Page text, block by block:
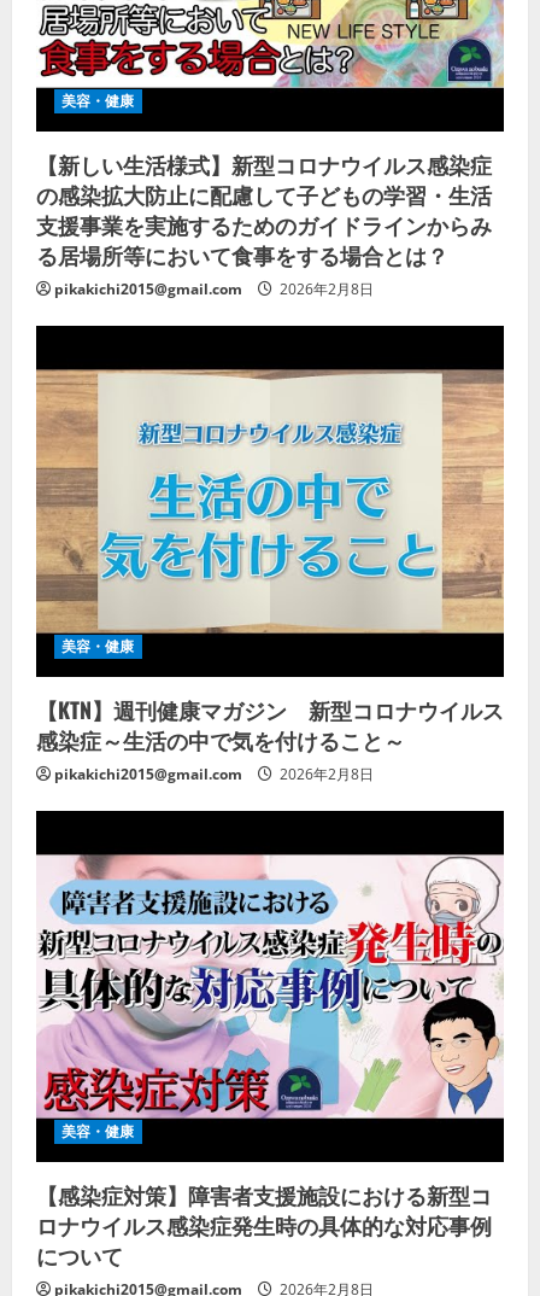
美容・健康
【新しい生活様式】新型コロナウイルス感染症
の感染拡大防止に配慮して子どもの学習・生活
支援事業を実施するためのガイドラインからみ
る居場所等において食事をする場合とは？
pikakichi2015@gmail.com 2026年2月8日
美容・健康
【KTN】週刊健康マガジン 新型コロナウイルス
感染症～生活の中で気を付けること～
pikakichi2015@gmail.com 2026年2月8日
美容・健康
【感染症対策】障害者支援施設における新型コ
ロナウイルス感染症発生時の具体的な対応事例
について
pikakichi2015@gmail.com 2026年2月8日